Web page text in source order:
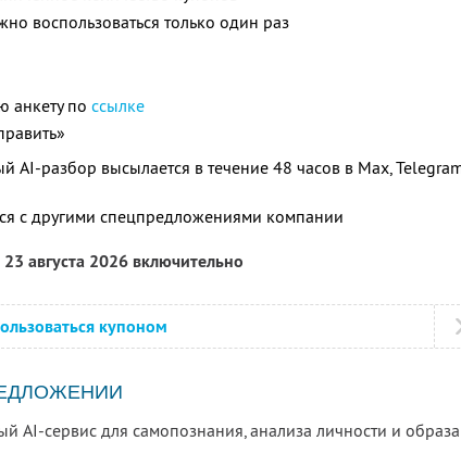
воспользоваться только один раз
анкету по ссылке
AI-разбор высылается в течение 48 часов в Max,
с другими спецпредложениями компании
августа 2026 включительно
купоном
AI-сервис для самопознания, анализа личности и образа